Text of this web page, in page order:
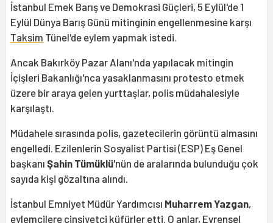
İstanbul Emek Barış ve Demokrasi Güçleri, 5 Eylül'de 1
Eylül Dünya Barış Günü mitinginin engellenmesine karşı
Taksim Tünel'de eylem yapmak istedi.
Ancak Bakırköy Pazar Alanı'nda yapılacak mitingin
İçişleri Bakanlığı'nca yasaklanmasını protesto etmek
üzere bir araya gelen yurttaşlar, polis müdahalesiyle
karşılaştı.
Müdahele sırasında polis, gazetecilerin görüntü almasını
engelledi. Ezilenlerin Sosyalist Partisi (ESP) Eş Genel
başkanı Şahin Tümüklü'nün de aralarında bulunduğu çok
sayıda kişi gözaltına alındı.
İstanbul Emniyet Müdür Yardımcısı Muharrem Yazgan,
eylemcilere cinsiyetçi küfürler etti. O anlar, Evrensel